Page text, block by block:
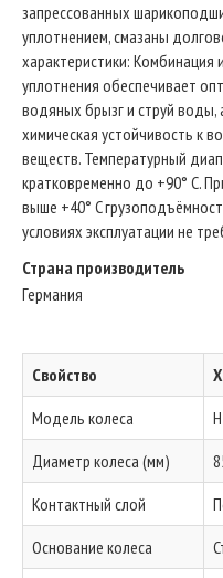
запрессованных
уплотнением, смазаны
характеристики: Комбинация
уплотнения обеспечивает
водяных брызг и струй воды,
химическая устойчивость к
веществ. Температурный
кратковременно до +90° C.
выше +40° C
условиях эксплуатации не
Страна производитель
Германия
Свойство
Модель колеса
Диаметр колеса (мм)
Контактный слой
Основание колеса